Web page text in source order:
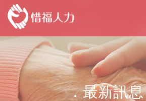
．最新訊